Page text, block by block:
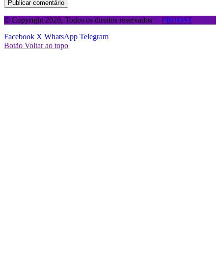
© Copyright 2026, Todos os direitos reservados | PBHOST
Facebook X WhatsApp Telegram
Botão Voltar ao topo